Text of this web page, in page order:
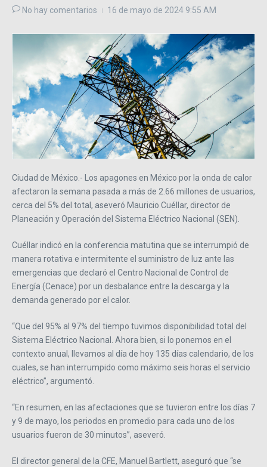
No hay comentarios 16 de mayo de 2024 9:55 AM
Ciudad de México.- Los apagones en México por la onda de calor
afectaron la semana pasada a más de 2.66 millones de usuarios,
cerca del 5% del total, aseveró Mauricio Cuéllar, director de
Planeación y Operación del Sistema Eléctrico Nacional (SEN).
Cuéllar indicó en la conferencia matutina que se interrumpió de
manera rotativa e intermitente el suministro de luz ante las
emergencias que declaró el Centro Nacional de Control de
Energía (Cenace) por un desbalance entre la descarga y la
demanda generado por el calor.
“Que del 95% al 97% del tiempo tuvimos disponibilidad total del
Sistema Eléctrico Nacional. Ahora bien, si lo ponemos en el
contexto anual, llevamos al día de hoy 135 días calendario, de los
cuales, se han interrumpido como máximo seis horas el servicio
eléctrico”, argumentó.
“En resumen, en las afectaciones que se tuvieron entre los días 7
y 9 de mayo, los periodos en promedio para cada uno de los
usuarios fueron de 30 minutos”, aseveró.
El director general de la CFE, Manuel Bartlett, aseguró que “se